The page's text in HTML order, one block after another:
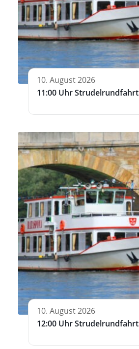
10. August 2026
11:00 Uhr Strudelrundfahrt
10. August 2026
12:00 Uhr Strudelrundfahrt